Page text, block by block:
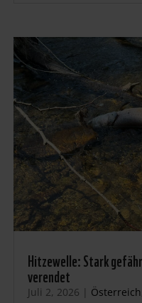
Hitzewelle: Stark
verendet
Juli 2, 2026 | Österreich